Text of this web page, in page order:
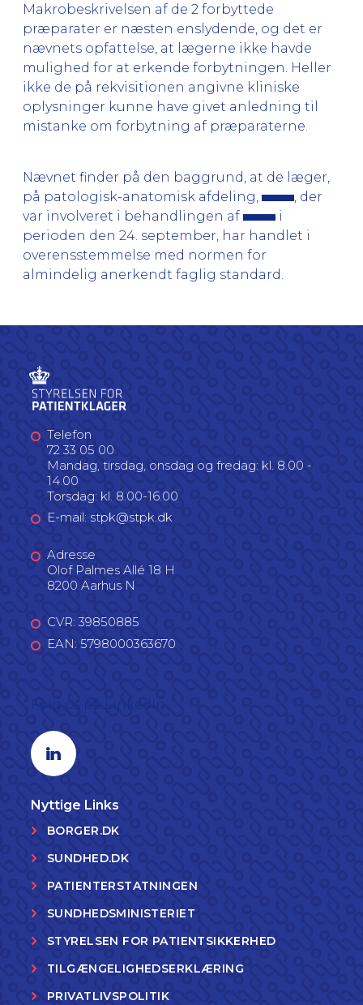
Makrobeskrivelsen af de 2 forbyttede
præparater er næsten enslydende, og det er
nævnets opfattelse, at lægerne ikke havde
mulighed for at erkende forbytningen. Heller
ikke de på rekvisitionen angivne kliniske
oplysninger kunne have givet anledning til
mistanke om forbytning af præparaterne.
Nævnet finder på den baggrund, at de læger,
på patologisk-anatomisk afdeling,
, der
var involveret i behandlingen af
i
perioden den 24. september, har handlet i
overensstemmelse med normen for
almindelig anerkendt faglig standard.
Telefon
72 33 05 00
Mandag, tirsdag, onsdag og fredag: kl. 8.00 -
14.00
Torsdag: kl. 8.00-16.00
E-mail: stpk@stpk.dk
Adresse
Olof Palmes Allé 18 H
8200 Aarhus N
CVR: 39850885
EAN: 5798000363670
Linkedin profil
Nyttige Links
BORGER.DK
SUNDHED.DK
PATIENTERSTATNINGEN
SUNDHEDSMINISTERIET
STYRELSEN FOR PATIENTSIKKERHED
TILGÆNGELIGHEDSERKLÆRING
PRIVATLIVSPOLITIK